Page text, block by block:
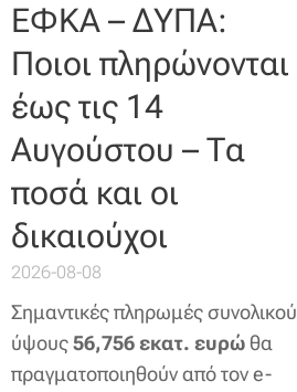
ΕΦΚΑ – ΔΥΠΑ:
Ποιοι πληρώνονται
έως τις 14
Αυγούστου – Τα
ποσά και οι
δικαιούχοι
2026-08-08
Σημαντικές πληρωμές συνολικού
ύψους56,756 εκατ. ευρώθα
πραγματοποιηθούν από τον e-